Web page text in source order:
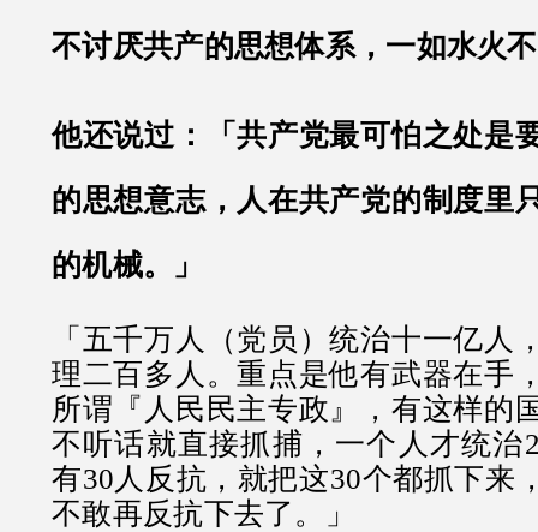
不讨厌共产的思想体系，一如水火
他还说过：「共产党最可怕之处是
的思想意志，人在共产党的制度里
的机械。」
「五千万人（党员）统治十一亿人
理二百多人。重点是他有武器在手
所谓『人民民主专政』，有这样的
不听话就直接抓捕，一个人才统治
有30人反抗，就把这30个都抓下来
不敢再反抗下去了。」